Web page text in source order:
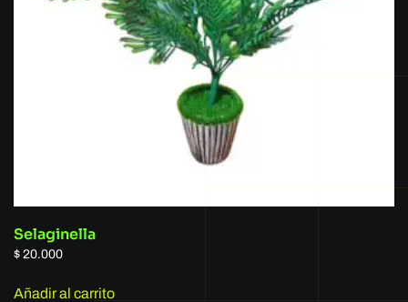
Selaginella
$ 20.000
Añadir al carrito